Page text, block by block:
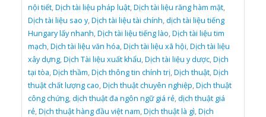
nội tiết,Dịch tài liệu pháp luật,Dịch tài liệu răng hàm mặt,
Dịch tài liệu sao y,Dịch tài liệu tài chính,dịch tài liệu tiếng
Hungary lấy nhanh,Dịch tài liệu tiếng lào,Dịch tài liệu tim
mạch,Dịch tài liệu văn hóa,Dịch tài liệu xã hội,Dịch tài liệu
xây dựng,Dịch Tài liệu xuất khẩu,Dịch tài liệu y dược,Dịch
tại tòa,Dịch thầm,Dịch thông tin chính trị,Dịch thuật,Dịch
thuật chất lượng cao,Dịch thuật chuyên nghiệp,Dịch thuật
công chứng,dịch thuật đa ngôn ngữ giá rẻ,dịch thuật giá
rẻ,Dịch thuật hàng đầu việt nam,Dịch thuật là gì,Dịch